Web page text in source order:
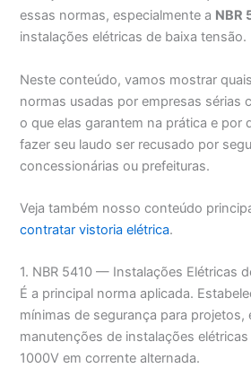
essas normas, especialmente a NBR
instalações elétricas de baixa tensão.
Neste conteúdo, vamos mostrar
normas usadas por empresas sérias
o que elas garantem na prática e por
fazer seu laudo ser recusado por
concessionárias ou prefeituras.
Veja também nosso conteúdo
contratar vistoria elétrica.
1. NBR 5410 — Instalações Elétricas
É a principal norma aplicada.
mínimas de segurança para projetos,
manutenções de instalações
1000V em corrente alternada.